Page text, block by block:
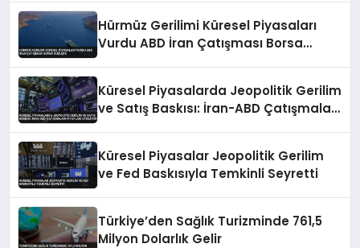
Hürmüz Gerilimi Küresel Piyasaları
Vurdu ABD İran Çatışması Borsa
Küresel Piyasalarda Jeopolitik Gerilim
ve Satış Baskısı: İran-ABD Çatışmaları
Küresel Piyasalar Jeopolitik Gerilim
ve Fed Baskısıyla Temkinli Seyretti
Türkiye’den Sağlık Turizminde 761,5
Milyon Dolarlık Gelir